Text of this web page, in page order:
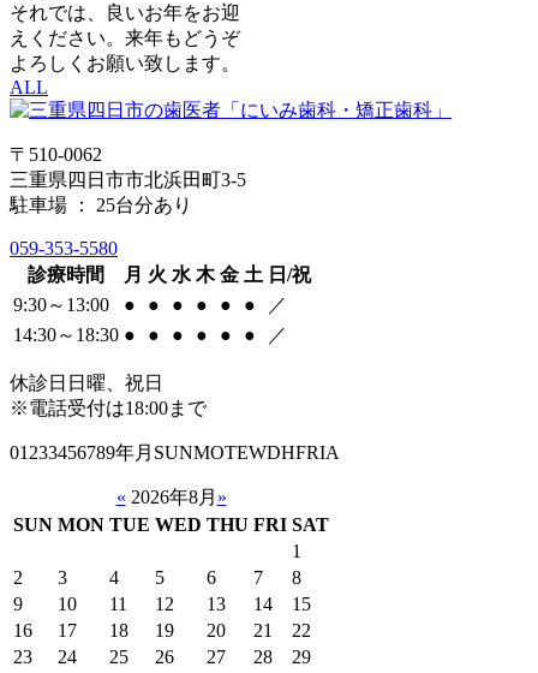
それでは、良いお年をお迎
えください。来年もどうぞ
よろしくお願い致します。
ALL
〒510-0062
三重県四日市市北浜田町3-5
駐車場 ： 25台分あり
059-353-5580
診療時間
月 火 水 木 金 土 日/祝
9:30～13:00
● ● ● ● ● ●
／
14:30～18:30 ● ● ● ● ● ● ／
休診日 日曜、祝日
※電話受付は18:00まで
01233456789年月SUNMOTEWDHFRIA
« 2026年8月 »
SUN MON TUE WED THU FRI SAT
1
2
3 4 5 6 7
8
9
10 11 12 13 14
15
16
17 18 19 20 21
22
23
24 25 26 27 28
29